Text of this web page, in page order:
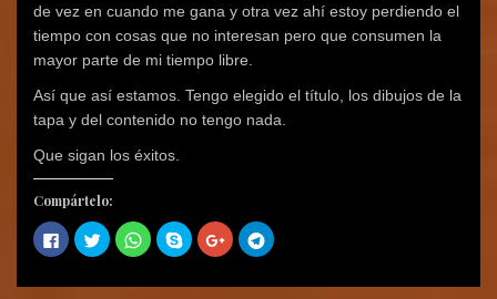
de vez en cuando me gana y otra vez ahí estoy perdiendo el
tiempo con cosas que no interesan pero que consumen la
mayor parte de mi tiempo libre.
Así que así estamos. Tengo elegido el título, los dibujos de la
tapa y del contenido no tengo nada.
Que sigan los éxitos.
Compártelo:
H
a
l
H
a
l
H
a
l
C
o
a
H
a
l
H
a
l